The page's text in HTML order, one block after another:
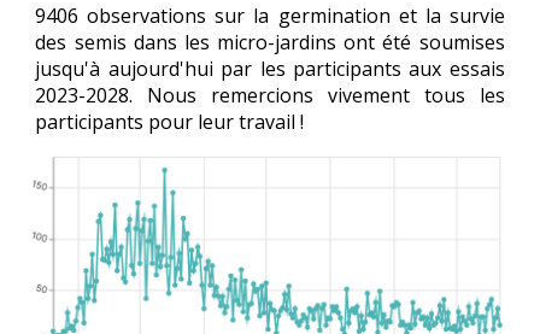
9406 observations sur la germination et la survie
des semis dans les micro-jardins ont été soumises
jusqu'à aujourd'hui par les participants aux essais
2023-2028. Nous remercions vivement tous les
participants pour leur travail !